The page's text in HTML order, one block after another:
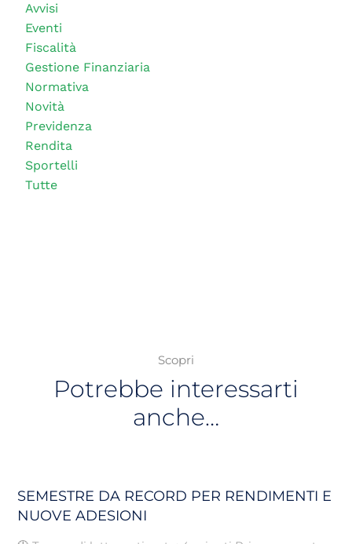
Avvisi
Eventi
Fiscalità
Gestione Finanziaria
Normativa
Novità
Previdenza
Rendita
Sportelli
Tutte
Scopri
Potrebbe interessarti
anche…
SEMESTRE DA RECORD PER RENDIMENTI E
NUOVE ADESIONI